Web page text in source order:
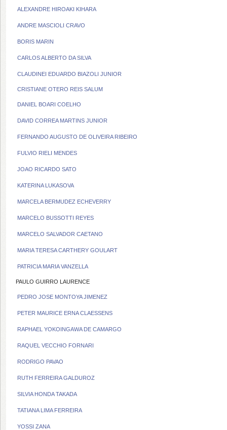
ALEXANDRE HIROAKI KIHARA
ANDRE MASCIOLI CRAVO
BORIS MARIN
CARLOS ALBERTO DA SILVA
CLAUDINEI EDUARDO BIAZOLI JUNIOR
CRISTIANE OTERO REIS SALUM
DANIEL BOARI COELHO
DAVID CORREA MARTINS JUNIOR
FERNANDO AUGUSTO DE OLIVEIRA RIBEIRO
FULVIO RIELI MENDES
JOAO RICARDO SATO
KATERINA LUKASOVA
MARCELA BERMUDEZ ECHEVERRY
MARCELO BUSSOTTI REYES
MARCELO SALVADOR CAETANO
MARIA TERESA CARTHERY GOULART
PATRICIA MARIA VANZELLA
PAULO GUIRRO LAURENCE
PEDRO JOSE MONTOYA JIMENEZ
PETER MAURICE ERNA CLAESSENS
RAPHAEL YOKOINGAWA DE CAMARGO
RAQUEL VECCHIO FORNARI
RODRIGO PAVAO
RUTH FERREIRA GALDUROZ
SILVIA HONDA TAKADA
TATIANA LIMA FERREIRA
YOSSI ZANA